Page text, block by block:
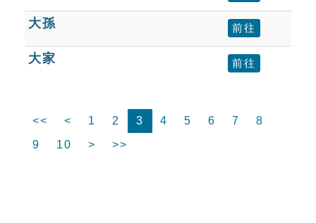
大孫 前往
大家 前往
<< < 1 2 3 4 5 6 7
8
9
10 > >>